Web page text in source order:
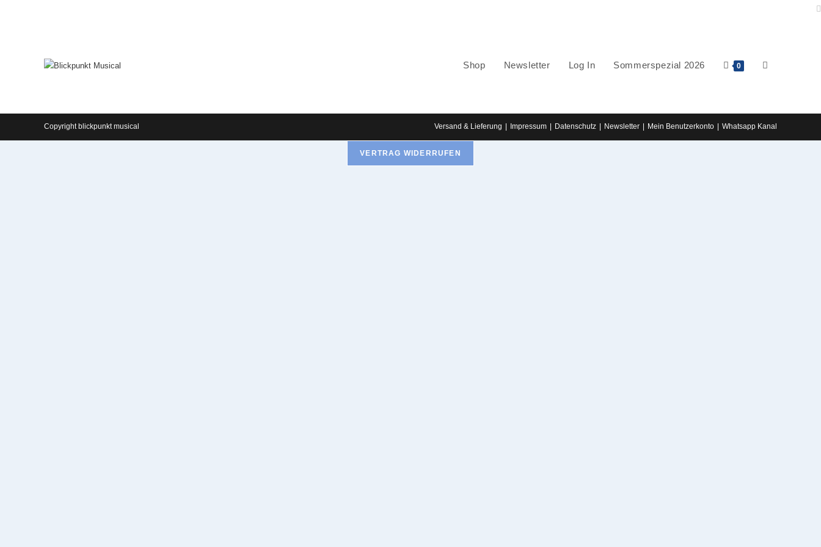
Shop Newsletter Log In Sommerspezial 2026 0 Website-
Suche
Versand & Lieferung Impressum Datenschutz Newsletter Mein Benutzerkonto Whatsapp Kanal
Copyright blickpunkt musical
VERTRAG WIDERRUFEN